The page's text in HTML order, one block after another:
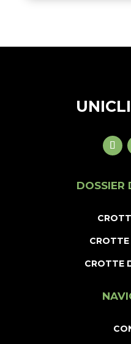
DOSSIER
CROTTE
CROTTE